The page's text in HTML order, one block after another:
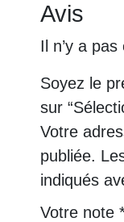
Avis
Il n’y a pas
Soyez le
sur
Votre
publiée.
indiqués
Votre note